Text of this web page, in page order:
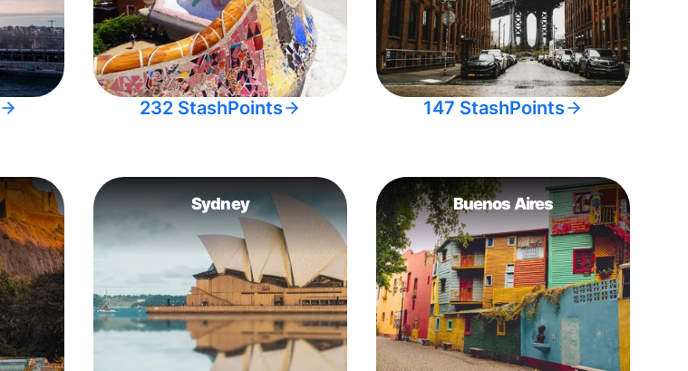
232 StashPoints 147 StashPoints
Sydney Buenos Aires